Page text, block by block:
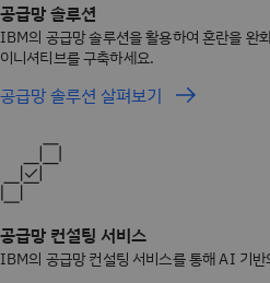
공급망 솔루션
IBM의 공급망 솔루션을 활용하여 혼란을 완
이니셔티브를 구축하세요.
공급망 솔루션 살펴보기
공급망 컨설팅 서비스
IBM의 공급망 컨설팅 서비스를 통해 AI 기